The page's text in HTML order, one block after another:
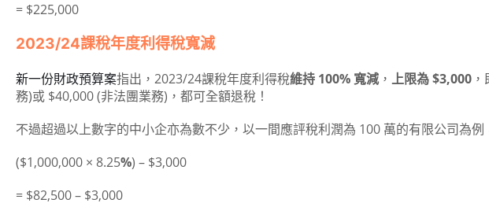
= $225,000
2023/24課稅年度利得稅寬減
新一份財政預算案指出，2023/24課稅年度利得稅維持 100% 寬減， 上限為 $3,000
務)或 $40,000 (非法團業務)，都可全額退稅！
不過超過以上數字的中小企亦為數不少，以一間應評稅利潤為 100 萬的有限公司為例
($1,000,000 × 8.25%) – $3,000
= $82,500 – $3,000